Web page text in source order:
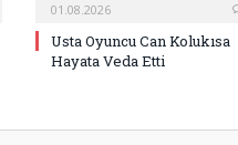
01.08.2026
Usta Oyuncu Can Kolukısa
Hayata Veda Etti